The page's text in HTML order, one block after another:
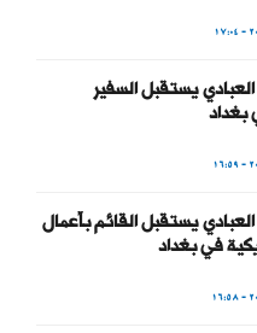
January
يستقبل السفير
بغداد
يستقبل القائم بأعمال
في بغداد